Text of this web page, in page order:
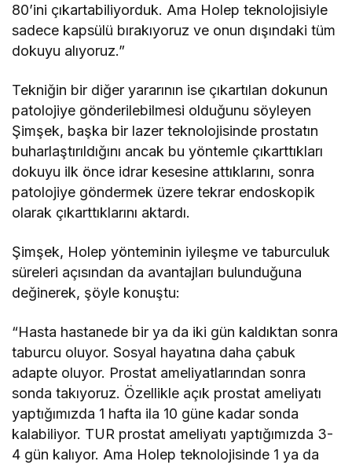
80’ini çıkartabiliyorduk. Ama Holep teknolojisiyle
sadece kapsülü bırakıyoruz ve onun dışındaki tüm
dokuyu alıyoruz.”
Tekniğin bir diğer yararının ise çıkartılan dokunun
patolojiye gönderilebilmesi olduğunu söyleyen
Şimşek, başka bir lazer teknolojisinde prostatın
buharlaştırıldığını ancak bu yöntemle çıkarttıkları
dokuyu ilk önce idrar kesesine attıklarını, sonra
patolojiye göndermek üzere tekrar endoskopik
olarak çıkarttıklarını aktardı.
Şimşek, Holep yönteminin iyileşme ve taburculuk
süreleri açısından da avantajları bulunduğuna
değinerek, şöyle konuştu:
“Hasta hastanede bir ya da iki gün kaldıktan sonra
taburcu oluyor. Sosyal hayatına daha çabuk
adapte oluyor. Prostat ameliyatlarından sonra
sonda takıyoruz. Özellikle açık prostat ameliyatı
yaptığımızda 1 hafta ila 10 güne kadar sonda
kalabiliyor. TUR prostat ameliyatı yaptığımızda 3-
4 gün kalıyor. Ama Holep teknolojisinde 1 ya da